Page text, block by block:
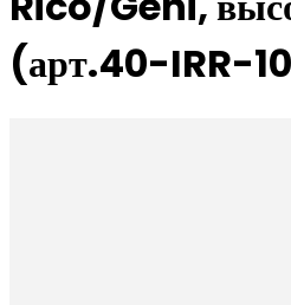
(арт.40-IRR-